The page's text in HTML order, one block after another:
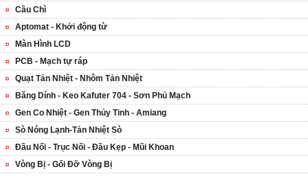
Cầu Chì
Aptomat - Khởi động từ
Màn Hình LCD
PCB - Mạch tự ráp
Quạt Tản Nhiệt - Nhôm Tản Nhiệt
Băng Dính - Keo Kafuter 704 - Sơn Phủ Mạch
Gen Co Nhiệt - Gen Thủy Tinh - Amiang
Sò Nóng Lạnh-Tản Nhiệt Sò
Đầu Nối - Trục Nối - Đầu Kẹp - Mũi Khoan
Vòng Bị - Gối Đỡ Vòng Bị